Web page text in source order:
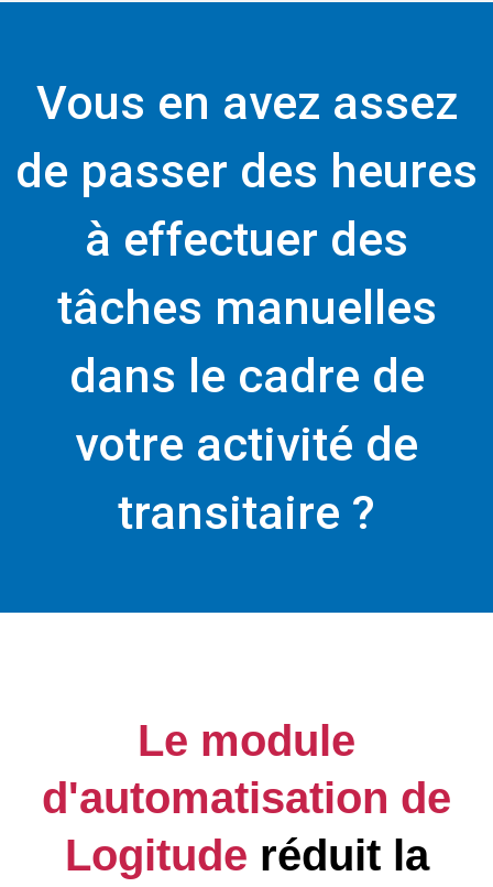
Vous en avez assez
de passer des heures
à effectuer des
tâches manuelles
dans le cadre de
votre activité de
transitaire ?
Le module
d'automatisation de
Logitude réduit la